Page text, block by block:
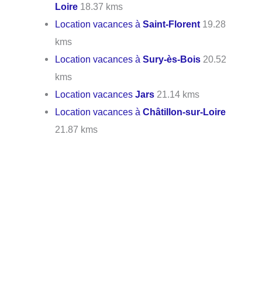
Loire 18.37 kms
Location vacances àSaint-Florent 19.28
kms
Location vacances àSury-ès-Bois 20.52
kms
Location vacancesJars 21.14 kms
Location vacances àChâtillon-sur-Loire
21.87 kms